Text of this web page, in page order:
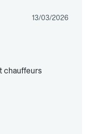
13/03/2026
chauffeurs